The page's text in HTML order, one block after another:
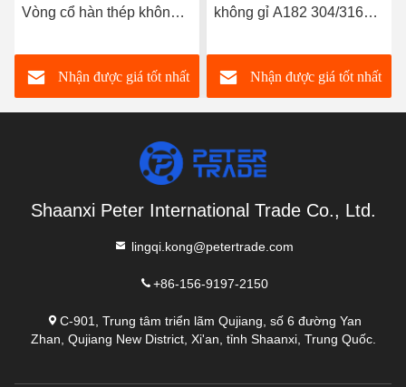
Vòng cổ hàn thép không
Mặt nâng và mặt phẳng
Nhận được giá tốt nhất
không gỉ A182 304/316L
phẳng ANSI B16.5 lớp
150
Nhận được giá tốt nhất
Shaanxi Peter International Trade Co., Ltd.
lingqi.kong@petertrade.com
+86-156-9197-2150
C-901, Trung tâm triển lãm Qujiang, số 6 đường Yan
Zhan, Qujiang New District, Xi'an, tỉnh Shaanxi, Trung Quốc.